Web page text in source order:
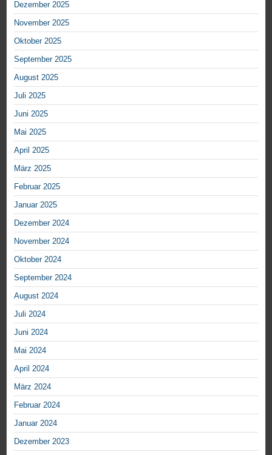
Dezember 2025
November 2025
Oktober 2025
September 2025
August 2025
Juli 2025
Juni 2025
Mai 2025
April 2025
März 2025
Februar 2025
Januar 2025
Dezember 2024
November 2024
Oktober 2024
September 2024
August 2024
Juli 2024
Juni 2024
Mai 2024
April 2024
März 2024
Februar 2024
Januar 2024
Dezember 2023